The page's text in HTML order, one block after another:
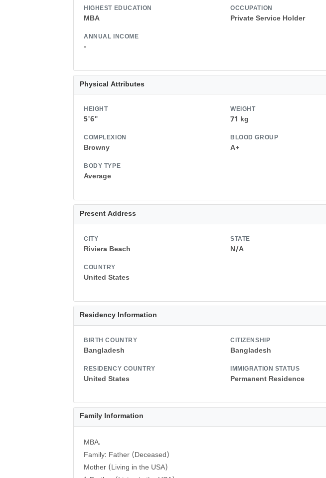
HIGHEST EDUCATION
MBA
OCCUPATION
Private Service Holder
ANNUAL INCOME
-
Physical Attributes
HEIGHT
5'6"
WEIGHT
71 kg
COMPLEXION
Browny
BLOOD GROUP
A+
BODY TYPE
Average
Present Address
CITY
Riviera Beach
STATE
N/A
COUNTRY
United States
Residency Information
BIRTH COUNTRY
Bangladesh
CITIZENSHIP
Bangladesh
RESIDENCY COUNTRY
United States
IMMIGRATION STATUS
Permanent Residence
Family Information
MBA.
Family: Father (Deceased)
Mother (Living in the USA)